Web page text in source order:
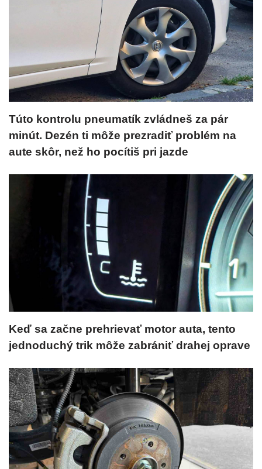
Túto kontrolu pneumatík zvládneš za pár
minút. Dezén ti môže prezradiť problém na
aute skôr, než ho pocítiš pri jazde
Keď sa začne prehrievať motor auta, tento
jednoduchý trik môže zabrániť drahej oprave